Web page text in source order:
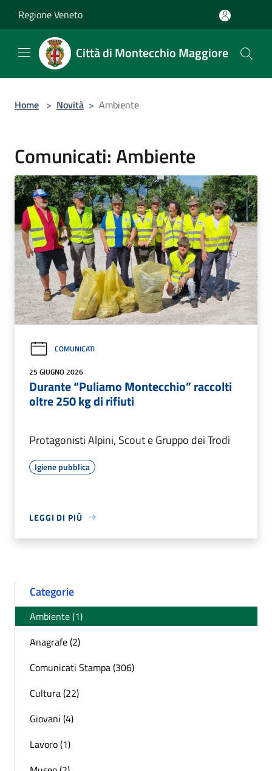
Regione Veneto
Città di Montecchio Maggiore
Home > Novità > Ambiente
Comunicati: Ambiente
COMUNICATI
25 GIUGNO 2026
Durante “Puliamo Montecchio” raccolti
oltre 250 kg di rifiuti
Protagonisti Alpini, Scout e Gruppo dei Trodi
Igiene pubblica
LEGGI DI PIÙ
Categorie
Ambiente (1)
Anagrafe (2)
Comunicati Stampa (306)
Cultura (22)
Giovani (4)
Lavoro (1)